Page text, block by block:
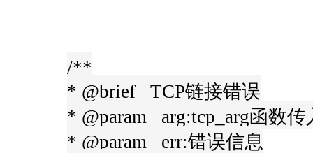
/**
* @brief TCP链接错误
* @param arg:tcp_arg函数传
* @param err:错误信息